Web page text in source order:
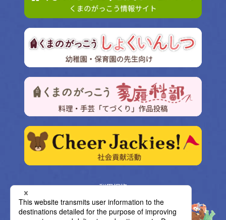
利用規約
プライバシーポリシー